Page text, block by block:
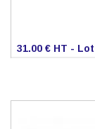
31.00 € HT - Lot